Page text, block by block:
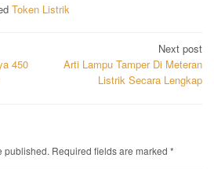
Token Listrik
450
Next post
Arti Lampu Tamper Di Meteran
Listrik Secara Lengkap
published. Required fields are marked *